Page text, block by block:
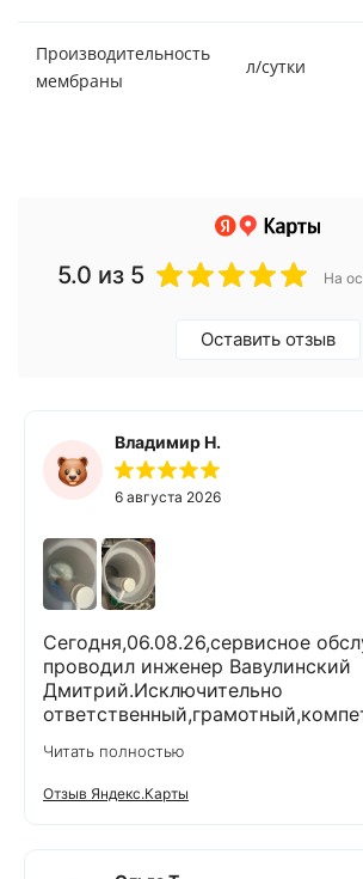
Производительность
мембраны
л/сутки
5.0 из 5 На
Оставить отзыв
Владимир Н.
6 августа 2026
Сегодня,06.08.26,сервисное
проводил инженер Вавулинский
Дмитрий.Исключительно
выполнены очень тщательно и
все вопросы ответил
выполнении работ поддерживал
Читать полностью
Отзыв Яндекс.Карты